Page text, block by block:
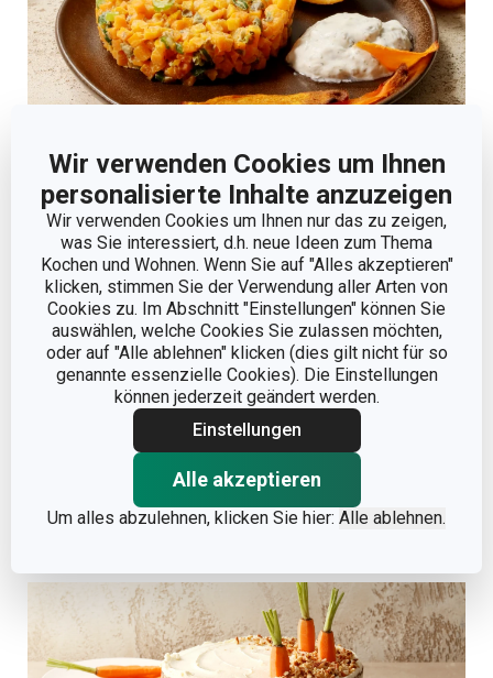
Wir verwenden Cookies um Ihnen
personalisierte Inhalte anzuzeigen
Wir verwenden Cookies um Ihnen nur das zu zeigen,
was Sie interessiert, d.h. neue Ideen zum Thema
Kochen und Wohnen. Wenn Sie auf "Alles akzeptieren"
klicken, stimmen Sie der Verwendung aller Arten von
Cookies zu. Im Abschnitt "Einstellungen" können Sie
auswählen, welche Cookies Sie zulassen möchten,
oder auf "Alle ablehnen" klicken (dies gilt nicht für so
genannte essenzielle Cookies). Die Einstellungen
können jederzeit geändert werden.
Einstellungen
Alle akzeptieren
Um alles abzulehnen, klicken Sie hier: Alle ablehnen.